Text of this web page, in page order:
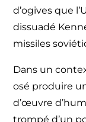
d’ogives que
dissuadé
missiles
Dans un
osé produire
d’œuvre
trompé d’un